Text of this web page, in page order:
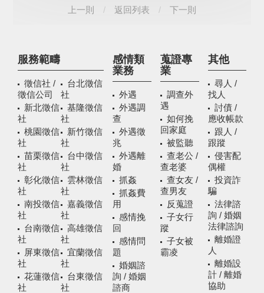
上一則 / 返回列表 / 下一則
服務範疇
徵信社 /
徵信公司
台北徵信
社
新北徵信
社
基隆徵信
社
桃園徵信
社
新竹徵信
社
苗栗徵信
社
台中徵信
社
彰化徵信
社
雲林徵信
社
南投徵信
社
嘉義徵信
社
台南徵信
社
高雄徵信
社
屏東徵信
社
宜蘭徵信
社
花蓮徵信
社
台東徵信
社
感情類
業務
外遇
外遇調
查
外遇徵
兆
外遇離
婚
抓姦
抓姦費
用
感情挽
回
感情問
題
婚姻諮
詢 / 婚姻
諮商
蒐證專
業
調查外
遇
如何挽
回家庭
被監聽
查老公 /
查老婆
查女友 /
查男友
反蒐證
子女行
蹤
子女被
霸凌
其他
尋人 /
找人
討債 /
應收帳款
跟人 /
跟蹤
侵害配
偶權
投資詐
騙
法律諮
詢 / 婚姻
法律諮詢
離婚證
人
離婚設
計 / 離婚
協助